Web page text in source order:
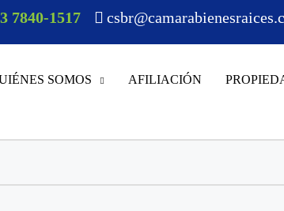
7840-1517
SOMOS AFILIACIÓN
La inteligencia